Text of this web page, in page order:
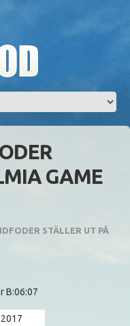
GAME
STÄLLER UT PÅ
B:06:07